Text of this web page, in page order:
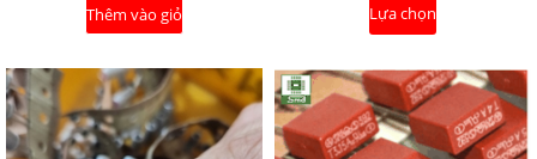
Thêm vào giỏ Lựa chọn